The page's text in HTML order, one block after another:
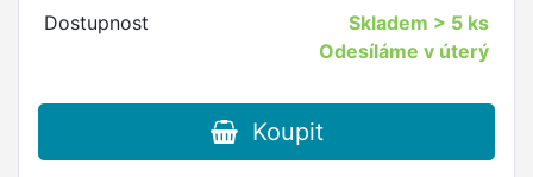
Dostupnost Skladem > 5 ks
Odesíláme v úterý
Koupit